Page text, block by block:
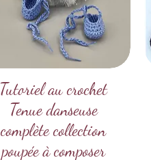
Quick View
Tutoriel au crochet
Tenue danseuse
complète collection
poupée à composer